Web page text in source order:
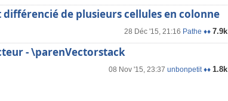
de plusieurs cellules en colonne
28 Déc '15, 21:16 Pathe ♦♦ 7.9k
- \parenVectorstack
08 Nov '15, 23:37 unbonpetit ♦♦ 1.8k